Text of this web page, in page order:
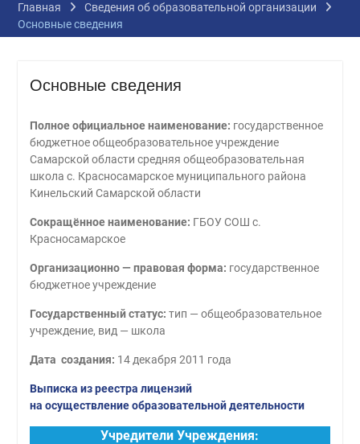
Главная
Cведения об образовательной организации
Основные сведения
Основные сведения
Полное официальное наименование: государственное
бюджетное общеобразовательное учреждение
Самарской области средняя общеобразовательная
школа с. Красносамарское муниципального района
Кинельский Самарской области
Сокращённое наименование: ГБОУ СОШ с.
Красносамарское
Организационно — правовая форма: государственное
бюджетное учреждение
Государственный статус: тип — общеобразовательное
учреждение, вид — школа
Дата создания: 14 декабря 2011 года
Выписка из реестра лицензий
на осуществление образовательной деятельности
Учредители Учреждения: